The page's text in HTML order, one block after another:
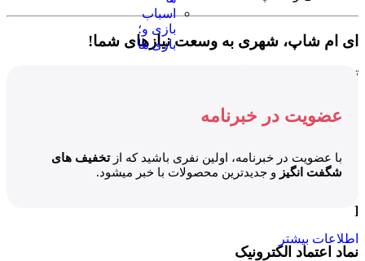
ای ام شاپ، شهری به وسعت نیازهای شما!
تصور کنید یک
🔍کافیست جستجو کنید
🎯پیشنهادهای هوشمند: الگوریتم‌های ما بر اساس سلیقه‌تان،
بهترین‌ها را نشان می‌دهند!
[
اطلاعات بیشتر
اسباب
بازی و؛
بازی ها
عضویت در خبرنامه
با عضویت در خبرنامه، اولین نفری باشید که ازتخفیف های
شگفت انگیز و جدیدترین محصولات با خبر میشود.
نماد اعتماد الکترونیک